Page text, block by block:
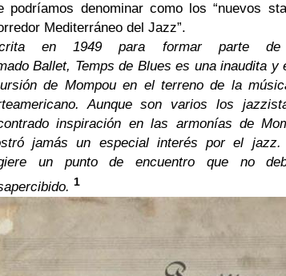
podríamos denominar como los “nuevos
Mediterráneo del Jazz”.
en 1949 para formar parte
Ballet, Temps de Blues es una inaudita y
de Mompou en el terreno de la
Aunque son varios los
inspiración en las armonías de
jamás un especial interés por el jazz.
un punto de encuentro que no
1